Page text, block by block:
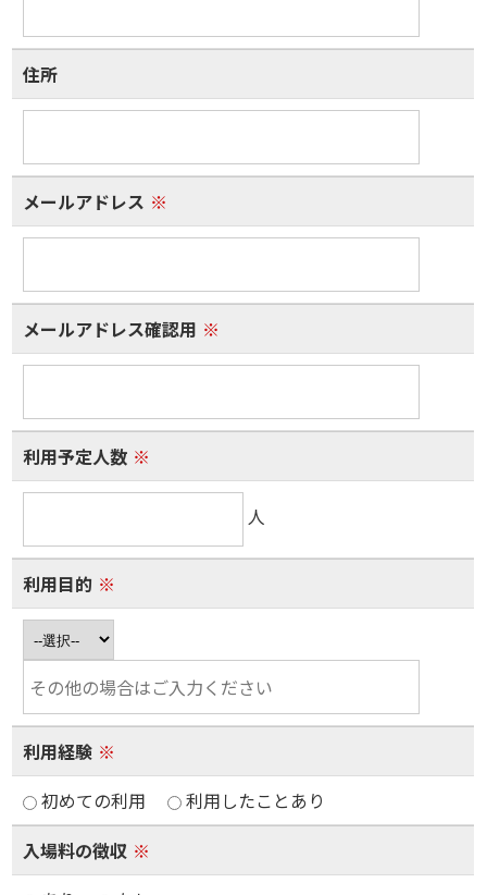
住所
メールアドレス ※
メールアドレス確認用 ※
利用予定人数 ※
人
利用目的 ※
利用経験 ※
初めての利用
利用したことあり
入場料の徴収 ※